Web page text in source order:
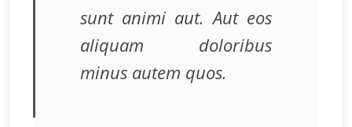
sunt animi aut. Aut eos
aliquam doloribus
minus autem quos.